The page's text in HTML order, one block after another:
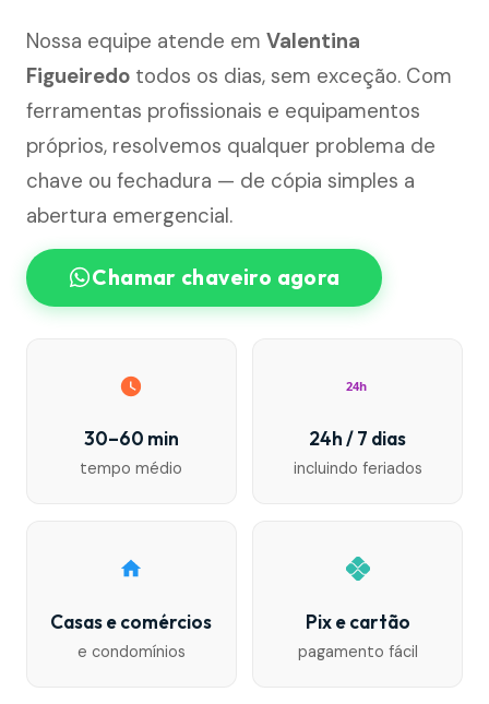
Nossa equipe atende em Valentina
Figueiredo todos os dias, sem exceção. Com
ferramentas profissionais e equipamentos
próprios, resolvemos qualquer problema de
chave ou fechadura — de cópia simples a
abertura emergencial.
Chamar chaveiro agora
30–60 min
tempo médio
24h
24h / 7 dias
incluindo feriados
Casas e comércios
e condomínios
Pix e cartão
pagamento fácil